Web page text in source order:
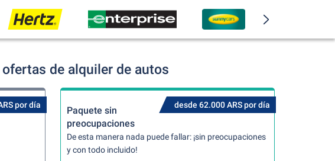
de alquiler de autos
por día desde 62.000 ARS por día
Paquete sin
preocupaciones
De esta manera nada puede fallar: ¡sin preocupaciones
y con todo incluido!